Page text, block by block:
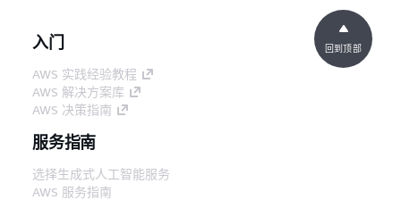
入门
AWS 实践经验教程
AWS 解决方案库
AWS 决策指南
服务指南
选择生成式人工智能服务
AWS 服务指南
回到顶部